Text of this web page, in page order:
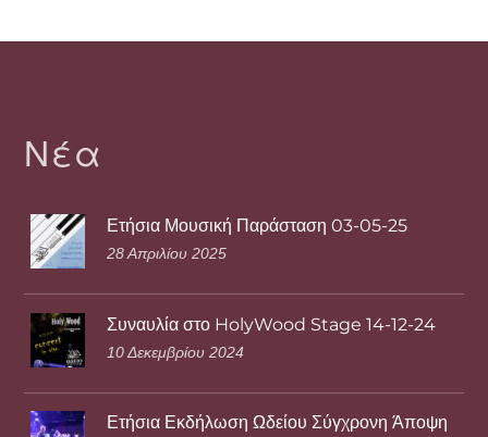
Νέα
Ετήσια Μουσική Παράσταση 03-05-25
28 Απριλίου 2025
Συναυλία στο HolyWood Stage 14-12-24
10 Δεκεμβρίου 2024
Ετήσια Εκδήλωση Ωδείου Σύγχρονη Άποψη